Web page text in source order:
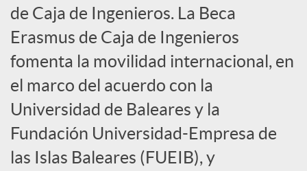
a
l
e
s
de Caja de Ingenieros. La Beca
Erasmus de Caja de Ingenieros
fomenta la movilidad internacional, en
el marco del acuerdo con la
Universidad de Baleares y la
Fundación Universidad-Empresa de
las Islas Baleares (FUEIB), y